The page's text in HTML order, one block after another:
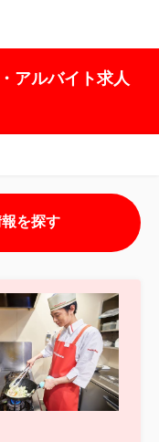
アルバイト求人
を探す